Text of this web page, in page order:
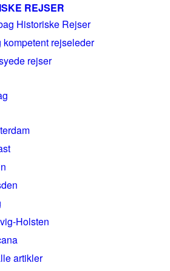
REJSER
Historiske Rejser
kompetent rejseleder
rejser
Holsten
artikler